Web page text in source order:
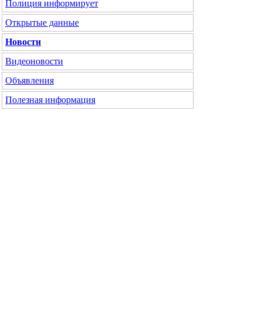
Полиция информирует
Открытые данные
Новости
Видеоновости
Объявления
Полезная информация